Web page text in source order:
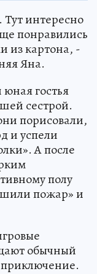
Тут интересно
понравились
из картона, -
Яна.
гостья
сестрой.
порисовали,
и успели
А после
полу
пожар» и
обычный